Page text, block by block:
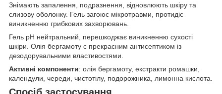
Знімають запалення, подразнення, відновлюють шкіру та
слизову оболонку. Гель загоює мікротравми, протидіє
виникненню грибкових захворювань.
Гель рН нейтральний, перешкоджає виникненню сухості
шкіри. Олія бергамоту є прекрасним антисептиком із
дезодорувальними властивостями.
Активні компоненти: олія бергамоту, екстракти ромашки,
календули, череди, чистотілу, подорожника, лимонна кислота.